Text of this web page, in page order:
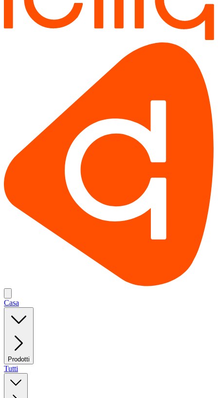
Casa
Prodotti
Tutti